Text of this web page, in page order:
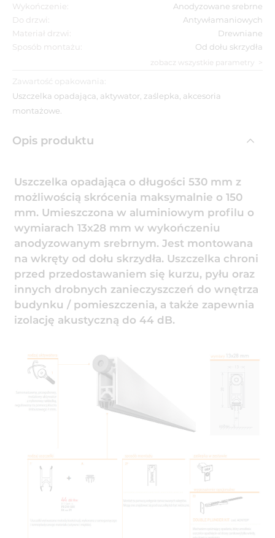
Wykończenie:
Anodyzowane srebrne
Do drzwi:
Antywłamaniowych
Materiał drzwi:
Drewniane
Sposób montażu:
Od dołu skrzydła
zobacz wszystkie parametry
Zawartość opakowania:
Uszczelka opadająca, aktywator, zaślepka, akcesoria
montażowe.
Opis produktu
Uszczelka opadająca o długości 530 mm z
możliwością skrócenia maksymalnie o 150
mm. Umieszczona w aluminiowym profilu o
wymiarach 13x28 mm w wykończeniu
anodyzowanym srebrnym. Jest montowana
na wkręty od dołu skrzydła. Uszczelka chroni
przed przedostawaniem się kurzu, pyłu oraz
innych drobnych zanieczyszczeń do wnętrza
budynku / pomieszczenia, a także zapewnia
izolację akustyczną do 44 dB.